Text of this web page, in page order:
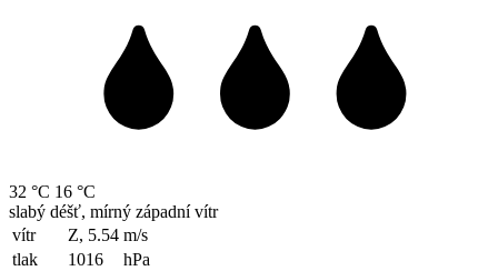
32 °C 16 °C
slabý déšť, mírný západní vítr
vítr
Z, 5.54 m/s
tlak
1016
hPa